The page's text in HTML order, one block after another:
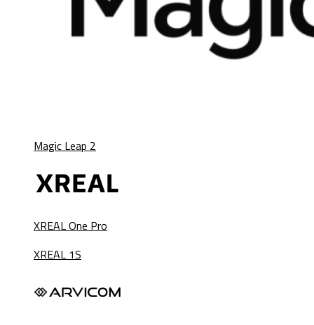
Magic Leap 2
XREAL One Pro
XREAL 1S